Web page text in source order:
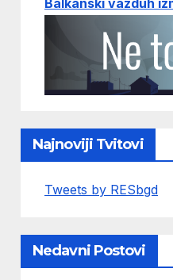
Balkanski vazduh
Najnoviji Tvitovi
Tweets by RESbgd
Nedavni Postovi